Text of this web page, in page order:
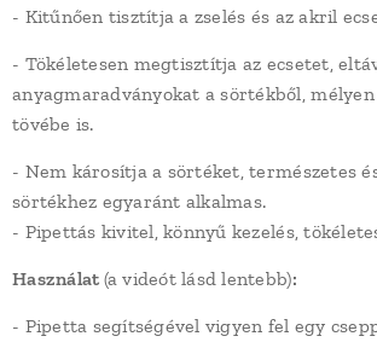
- Kitűnően tisztítja a zselés és az akril
- Tökéletesen megtisztítja az ecsetet,
anyagmaradványokat a sörtékből,
tövébe is.
- Nem károsítja a sörtéket, természetes
sörtékhez egyaránt alkalmas.
- Pipettás kivitel, könnyű kezelés,
Használat (a videót lásd lentebb):
- Pipetta segítségével vigyen fel egy